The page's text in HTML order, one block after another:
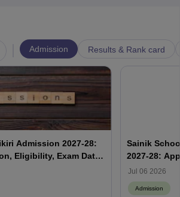
Admission Results & Rank card
Admission 2027-28:
Eligibility, Exam Date
Sainik
2027-28:
Jul 06 2026
Admission